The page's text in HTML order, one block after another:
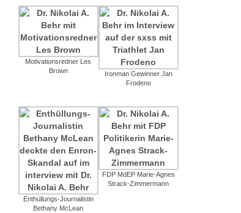
Motivationsredner Les
Brown
Ironman Gewinner Jan
Frodeno
Enthüllungs-Journalistin
Bethany McLean
FDP MdEP Marie-Agnes
Strack-Zimmermann